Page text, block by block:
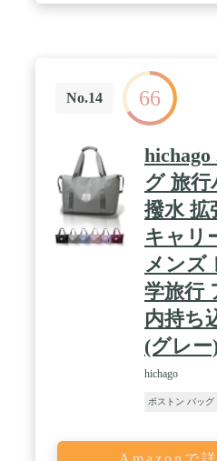
加工】：細かいところにも
強く、高品質のｙｋｋファ
やすいです。全表面は丈夫
雨がカバンの中まで入り込
水滴や汚れも寄せ付けませ
手持ち、肩掛け、キャリー
使えます。長さが調節でき
が付き、ハンドバッグとし
としても使えます。旅行や
ャリーオンバッグを使える
に、持ち手部分を使って肩
よ。 / 「適用シーン」：旅
合宿時のスポーツバッグ、
バッグ、ゴルフ、ジムバッ
して、修学旅行のバッグや
です。シンプルなデザイン
No.14 66
グ 旅
撥水 拡
キャリ
メンズ
学旅行
内持ち
(グレー
hichago
ボストン バッグ